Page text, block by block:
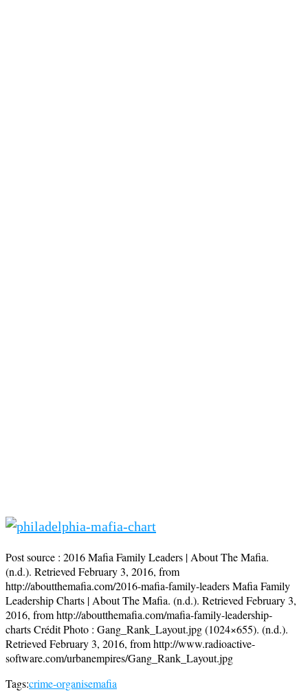
Post source : 2016 Mafia Family Leaders | About The Mafia.
(n.d.). Retrieved February 3, 2016, from
http://aboutthemafia.com/2016-mafia-family-leaders Mafia Family
Leadership Charts | About The Mafia. (n.d.). Retrieved February 3,
2016, from http://aboutthemafia.com/mafia-family-leadership-
charts Crédit Photo : Gang_Rank_Layout.jpg (1024×655). (n.d.).
Retrieved February 3, 2016, from http://www.radioactive-
software.com/urbanempires/Gang_Rank_Layout.jpg
Tags:crime-organisemafia